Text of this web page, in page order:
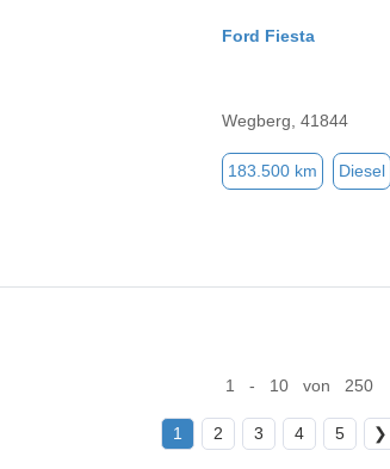
Ford Fiesta
Wegberg, 41844
183.500 km Diesel
1 - 10 von 250
1 2 3 4 5 ❯